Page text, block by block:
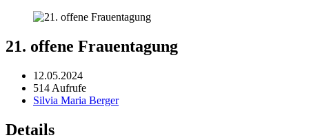
21. offene Frauentagung
12.05.2024
514 Aufrufe
Silvia Maria Berger
Details